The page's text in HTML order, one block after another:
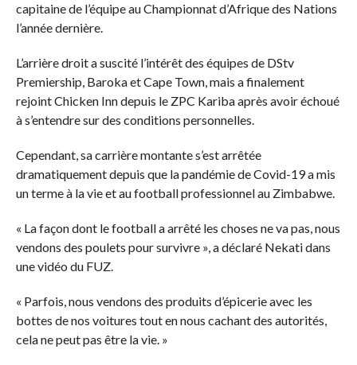
capitaine de l’équipe au Championnat d’Afrique des Nations
l’année dernière.
L’arrière droit a suscité l’intérêt des équipes de DStv
Premiership, Baroka et Cape Town, mais a finalement
rejoint Chicken Inn depuis le ZPC Kariba après avoir échoué
à s’entendre sur des conditions personnelles.
Cependant, sa carrière montante s’est arrêtée
dramatiquement depuis que la pandémie de Covid-19 a mis
un terme à la vie et au football professionnel au Zimbabwe.
« La façon dont le football a arrêté les choses ne va pas, nous
vendons des poulets pour survivre », a déclaré Nekati dans
une vidéo du FUZ.
« Parfois, nous vendons des produits d’épicerie avec les
bottes de nos voitures tout en nous cachant des autorités,
cela ne peut pas être la vie. »